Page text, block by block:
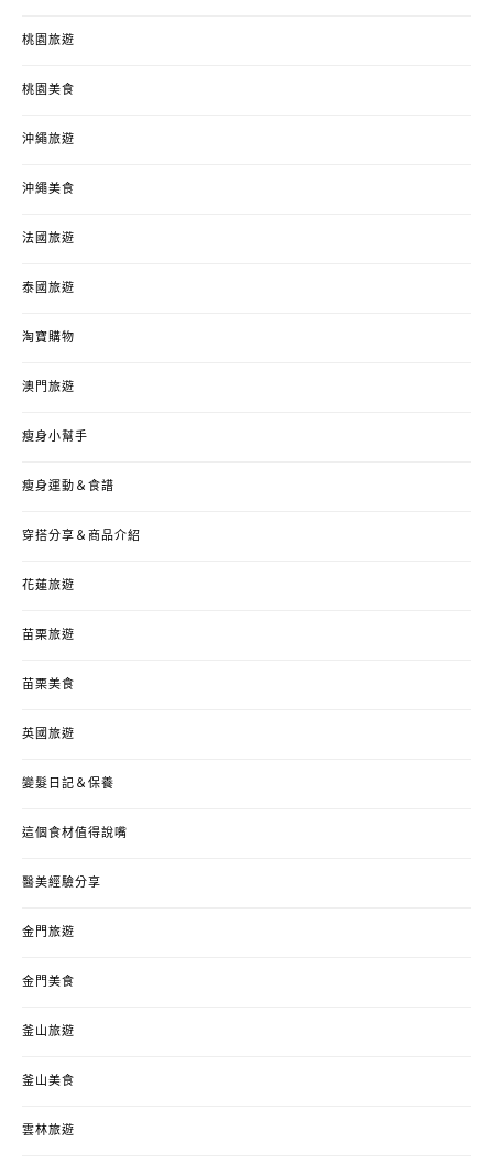
桃園旅遊
桃園美食
沖繩旅遊
沖繩美食
法國旅遊
泰國旅遊
淘寶購物
澳門旅遊
瘦身小幫手
瘦身運動＆食譜
穿搭分享＆商品介紹
花蓮旅遊
苗栗旅遊
苗栗美食
英國旅遊
變髮日記＆保養
這個食材值得說嘴
醫美經驗分享
金門旅遊
金門美食
釜山旅遊
釜山美食
雲林旅遊